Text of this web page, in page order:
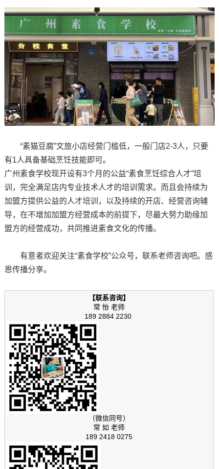
“素猫豆腐”文旅小店经营门槛低，一般门店2-3人，只要
有1人具备基础烹饪技能即可。
广州素食学校现开设有3个月的公益“素食烹饪综合人才”培
训，完全满足店内专业技术人才的培训需求。而且会持续为
加盟方提供公益的人才培训，以及持续的开店、经营咨询辅
导，在不增加加盟方经营成本的前提下，尽最大努力助缘加
盟方的经营成功，共同推进素食文化的传播。
有意者欢迎关注“素食学校”公众号，联系老师咨询吧。感
恩传播分享。
【联系咨询】
常 怡 老师
189 2884 2230
（微信同号）
常 如 老师
189 2418 0275